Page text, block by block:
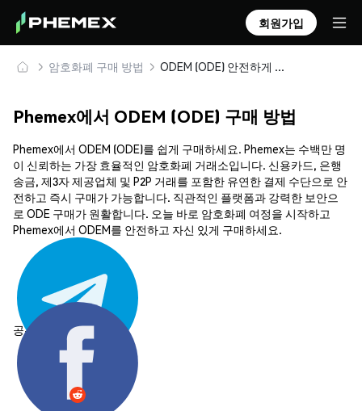
회원가입
암호화폐 구매 방법 ODEM (ODE) 안전하게 구매 및 보관
Phemex에서 ODEM (ODE) 구매 방법
Phemex에서 ODEM (ODE)를 쉽게 구매하세요. Phemex는 수백만 명
이 신뢰하는 가장 효율적인 암호화폐 거래소입니다. 신용카드, 은행
송금, 제3자 제공업체 및 P2P 거래를 포함한 유연한 결제 수단으로 안
전하고 즉시 구매가 가능합니다. 직관적인 플랫폼과 강력한 보안으
로 ODE 구매가 원활합니다. 오늘 바로 암호화폐 여정을 시작하고
Phemex에서 ODEM를 안전하고 자신 있게 구매하세요.
공유하기: